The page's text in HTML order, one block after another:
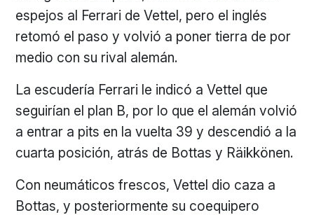
espejos al Ferrari de Vettel, pero el inglés
retomó el paso y volvió a poner tierra de por
medio con su rival alemán.
La escudería Ferrari le indicó a Vettel que
seguirían el plan B, por lo que el alemán volvió
a entrar a pits en la vuelta 39 y descendió a la
cuarta posición, atrás de Bottas y Räikkönen.
Con neumáticos frescos, Vettel dio caza a
Bottas, y posteriormente su coequipero